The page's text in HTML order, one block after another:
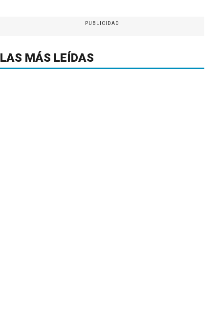
PUBLICIDAD
LAS MÁS LEÍDAS